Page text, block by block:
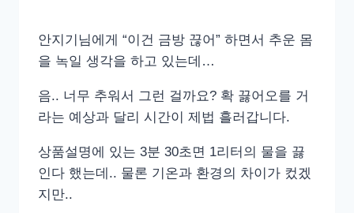
안지기님에게 “이건 금방 끊어” 하면서 추운 몸
을 녹일 생각을 하고 있는데…
음.. 너무 추워서 그런 걸까요? 확 끓어오를 거
라는 예상과 달리 시간이 제법 흘러갑니다.
상품설명에 있는 3분 30초면 1리터의 물을 끓
인다 했는데.. 물론 기온과 환경의 차이가 컸겠
지만..